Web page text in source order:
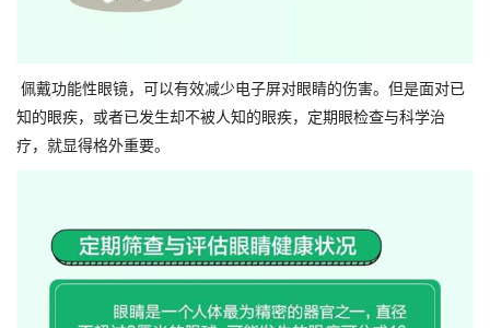
佩戴功能性眼镜，可以有效减少电子屏对眼睛的伤害。但是面对已
知的眼疾，或者已发生却不被人知的眼疾，定期眼检查与科学治
疗，就显得格外重要。